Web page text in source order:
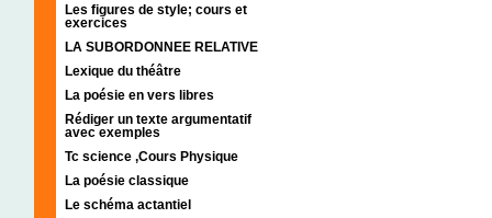
Les figures de style; cours et
exercices
LA SUBORDONNEE RELATIVE
Lexique du théâtre
La poésie en vers libres
Rédiger un texte argumentatif
avec exemples
Tc science ,Cours Physique
La poésie classique
Le schéma actantiel